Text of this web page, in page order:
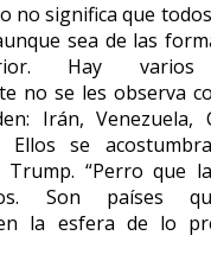
no significa que
sea de las
Hay
no se les observa
Irán, Venezuela,
Ellos se
Trump. “Perro que
Son países
la esfera de lo